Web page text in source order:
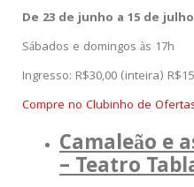
De 23 de junho a 15 de julho
Sábados e domingos às 17h
Ingresso: R$30,00 (inteira)
Compre no Clubinho de
Camaleão e
– Teatro